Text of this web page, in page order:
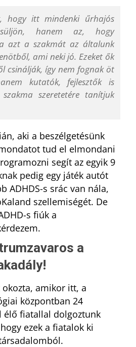
hogy itt mindenki űrhajós
hanem az, hogy
azt a szakmát az általunk
ami neki jó. Ezeket ők
csinálják, így nem fognak öt
kutatók, fejlesztők is
szeretetére tanítjuk
aki a beszélgetésünk
tud el elmondani
segít az egyik 9
pedig egy játék autót
ADHDS-s srác van nála,
szellemiségét. De
s fiúk a
a
amikor itt, a
központban 24
élő fiatallal dolgoztunk
ezek a fiatalok ki